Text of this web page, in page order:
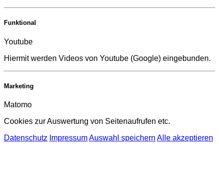
Funktional
Youtube
Hiermit werden Videos von Youtube (Google) eingebunden.
Marketing
Matomo
Cookies zur Auswertung von Seitenaufrufen etc.
Datenschutz ImpressumAuswahl speichern Alle akzeptieren